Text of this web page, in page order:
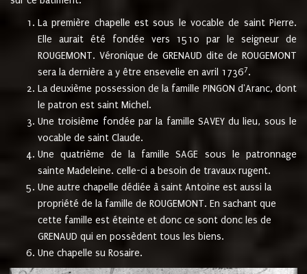
La première chapelle est sous le vocable de saint Pierre.
Elle aurait été fondée vers 1510 par le seigneur de
ROUGEMONT. Véronique de GRENAUD dite de ROUGEMONT
sera la dernière a y être ensevelie en avril 17367.
La deuxième possession de la famille PINGON d'Aranc, dont
le patron est saint Michel.
Une troisième fondée par la famille SAVEY du lieu, sous le
vocable de saint Claude.
Une quatrième de la famille SAGE sous le patronnage
sainte Madeleine. celle-ci a besoin de travaux rugent.
Une autre chapelle dédiée à saint Antoine est aussi la
propriété de la famille de ROUGEMONT. En sachant que
cette famille est éteinte et donc ce sont donc les de
GRENAUD qui en possèdent tous les biens.
Une chapelle su Rosaire.